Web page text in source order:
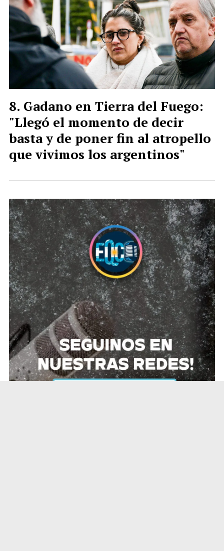
Gadano en Tierra del Fuego:
"Llegó el momento de decir
basta y de poner fin al atropello
que vivimos los argentinos"